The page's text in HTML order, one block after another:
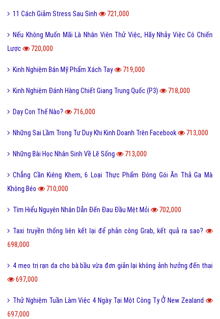
11 Cách Giảm Stress Sau Sinh 721,000
Nếu Không Muốn Mãi Là Nhân Viên Thử Việc, Hãy Nhảy Việc Có Chiến
Lược
720,000
Kinh Nghiệm Bán Mỹ Phẩm Xách Tay 719,000
Kinh Nghiệm Đánh Hàng Chiết Giang Trung Quốc (P3) 718,000
Dạy Con Thế Nào? 716,000
Những Sai Lầm Trong Tư Duy Khi Kinh Doanh Trên Facebook 713,000
Những Bài Học Nhân Sinh Về Lẽ Sống 713,000
Chẳng Cần Kiêng Khem, 6 Loại Thực Phẩm Đóng Gói Ăn Thả Ga Mà
Không Béo
710,000
Tìm Hiểu Nguyên Nhân Dẫn Đến Đau Đầu Mệt Mỏi 702,000
Taxi truyền thống liên kết lại để phản công Grab, kết quả ra sao?
698,000
4 mẹo trị rạn da cho bà bầu vừa đơn giản lại không ảnh hưởng đến thai
697,000
Thử Nghiệm Tuần Làm Việc 4 Ngày Tại Một Công Ty Ở New Zealand
697,000